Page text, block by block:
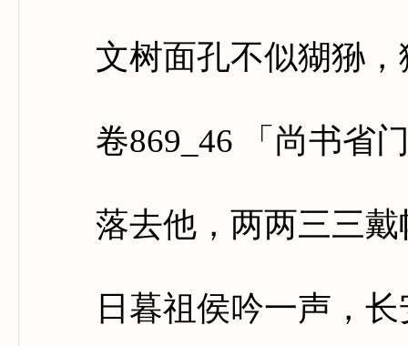
文树面孔不似猢狲，
卷869_46 「尚书省
落去他，两两三三戴
日暮祖侯吟一声，长